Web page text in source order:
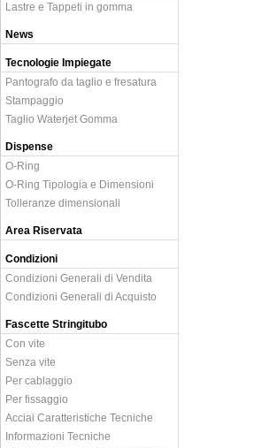
Lastre e Tappeti in gomma
News
Tecnologie Impiegate
Pantografo da taglio e fresatura
Stampaggio
Taglio Waterjet Gomma
Dispense
O-Ring
O-Ring Tipologia e Dimensioni
Tolleranze dimensionali
Area Riservata
Condizioni
Condizioni Generali di Vendita
Condizioni Generali di Acquisto
Fascette Stringitubo
Con vite
Senza vite
Per cablaggio
Per fissaggio
Acciai Caratteristiche Tecniche
Informazioni Tecniche